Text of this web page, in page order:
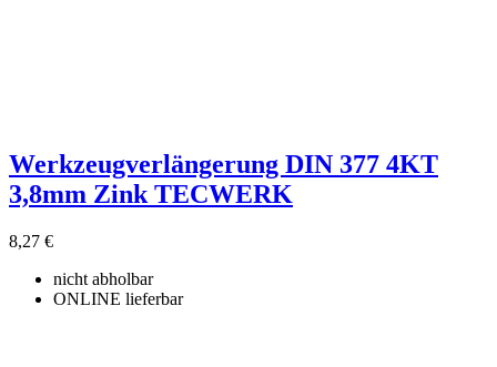
Werkzeugverlängerung DIN 377 4KT
3,8mm Zink TECWERK
8,27 €
nicht abholbar
ONLINE lieferbar